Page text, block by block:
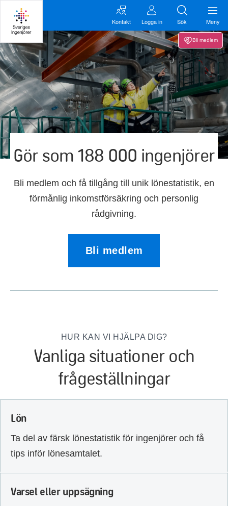
Kontakt Logga in Sök Meny
Bli medlem
Gör som 188 000 ingenjörer
Bli medlem och få tillgång till unik lönestatistik, en
förmånlig inkomstförsäkring och personlig
rådgivning.
Bli medlem
HUR KAN VI HJÄLPA DIG?
Vanliga situationer och
frågeställningar
Lön
Ta del av färsk lönestatistik för ingenjörer och få
tips inför lönesamtalet.
Varsel eller uppsägning